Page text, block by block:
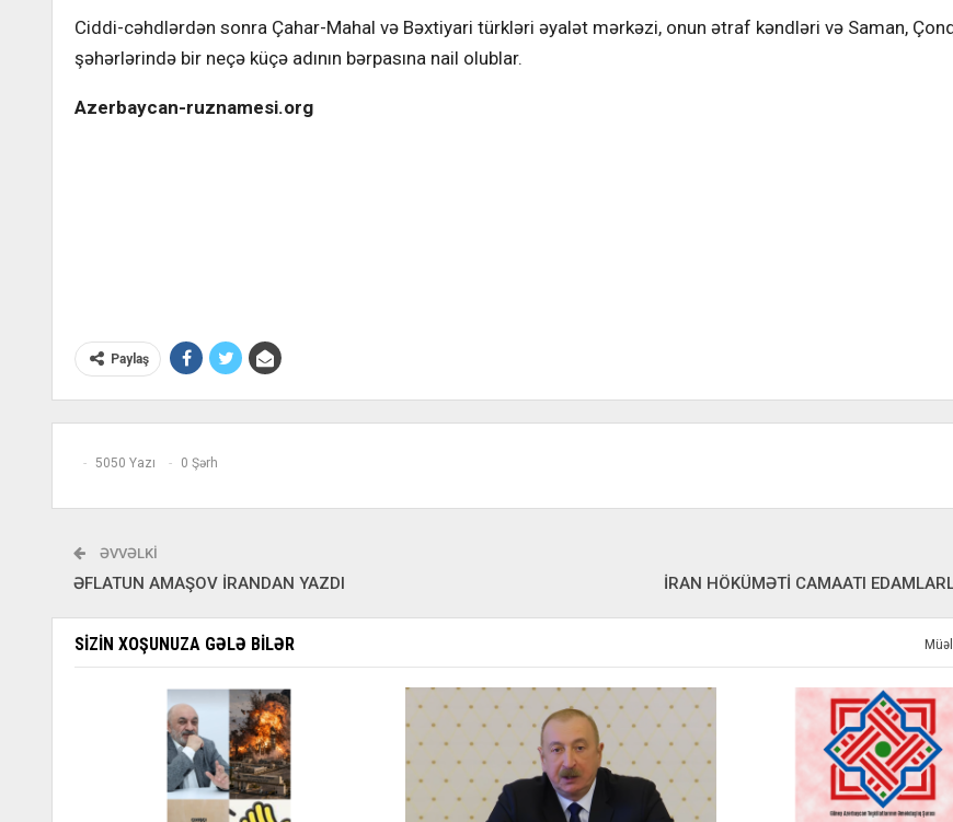
Ciddi-cəhdlərdən sonra Çahar-Mahal və Bəxtiyari türkləri əyalət mərkəzi, onun ətraf kəndləri və Saman,
şəhərlərində bir neçə küçə adının bərpasına nail olublar.
Azerbaycan-ruznamesi.org
Paylaş
5050 Yazı 0 Şərh
ƏVVƏLKI
ƏFLATUN AMAŞOV İRANDAN YAZDI İRAN HÖKÜMƏTİ CAMAATI
SIZIN XOŞUNUZA GƏLƏ BILƏR